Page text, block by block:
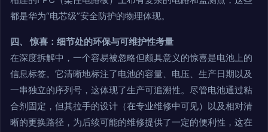
都是华为“电芯级”安全防护的物理体现。
四、 惊喜：细节处的环保与可维护性考量
在深度拆解中，一个容易被忽略但颇具意义的惊喜是电池上的
信息标签。它清晰地标注了电池的容量、电压、生产日期以及
一串独立的序列号，这体现了生产可追溯性。尽管电池通过粘
合剂固定，但其拉手的设计（在专业维修中可见）以及相对清
晰的更换路径，为后续可能的维修提供了一定的便利性，这在